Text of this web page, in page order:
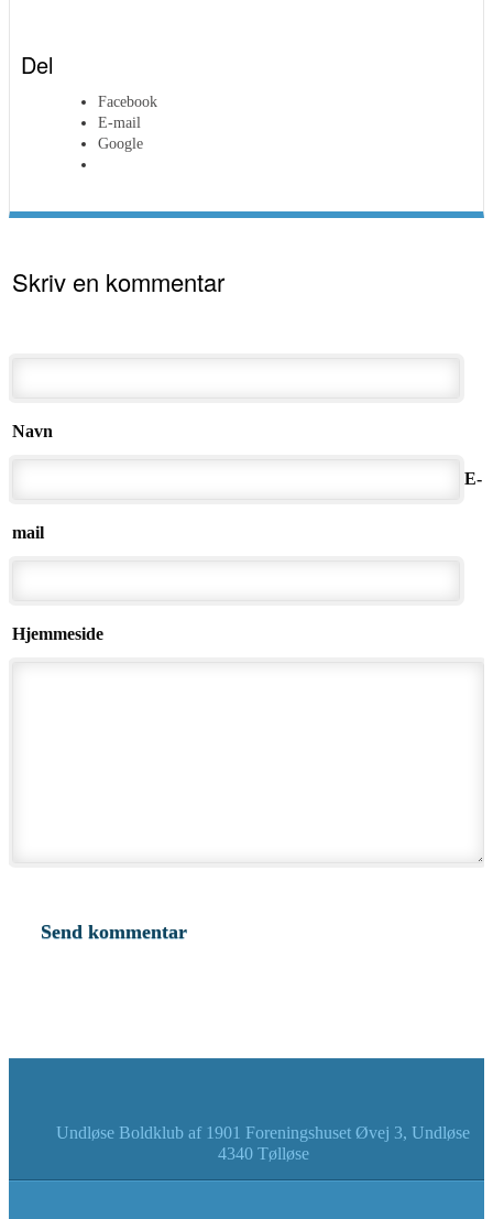
Del
Facebook
E-mail
Google
Skriv en kommentar
Navn
E-
mail
Hjemmeside
Undløse Boldklub af 1901 Foreningshuset Øvej 3, Undløse
4340 Tølløse